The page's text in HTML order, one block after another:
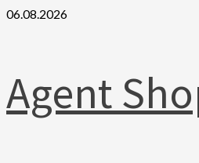
Перейти
06.08.2026
Agent